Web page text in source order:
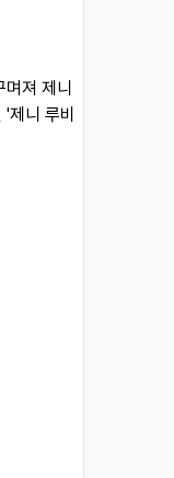
져 제니
니 루비